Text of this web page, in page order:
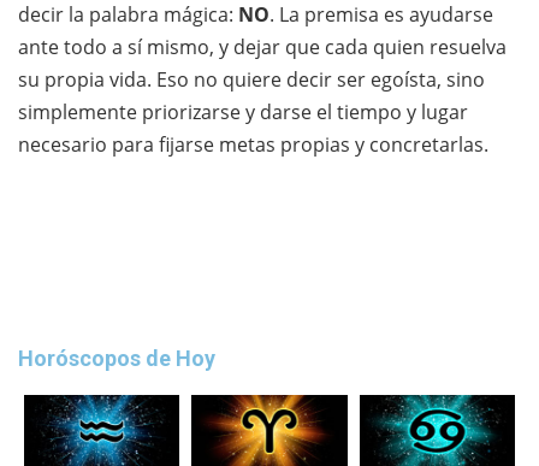
decir la palabra mágica: NO. La premisa es ayudarse
ante todo a sí mismo, y dejar que cada quien resuelva
su propia vida. Eso no quiere decir ser egoísta, sino
simplemente priorizarse y darse el tiempo y lugar
necesario para fijarse metas propias y concretarlas.
Horóscopos de Hoy